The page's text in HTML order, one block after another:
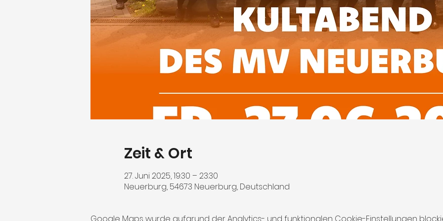
Zeit & Ort
27. Juni 2025, 19:30 – 23:30
Neuerburg, 54673 Neuerburg, Deutschland